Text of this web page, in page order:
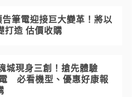
告筆電迎接巨大變革！將以
打造 估價收購
城現身三創！搶先體驗
電 必看機型、優惠好康報